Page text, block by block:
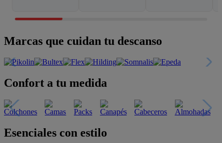
Marcas que cuidan tu descanso
Confort a tu medida
Esenciales con estilo